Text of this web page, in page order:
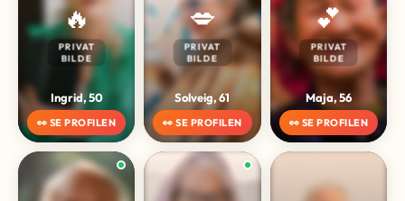
🔥
PRIVAT
BILDE
Ingrid, 50
👀 SE PROFILEN
💋
PRIVAT
BILDE
Solveig, 61
👀 SE PROFILEN
💕
PRIVAT
BILDE
Maja, 56
👀 SE PROFILEN